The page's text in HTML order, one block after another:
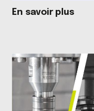
En savoir plus